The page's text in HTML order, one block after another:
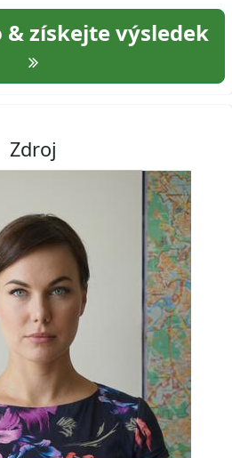
získejte výsledek
Zdroj